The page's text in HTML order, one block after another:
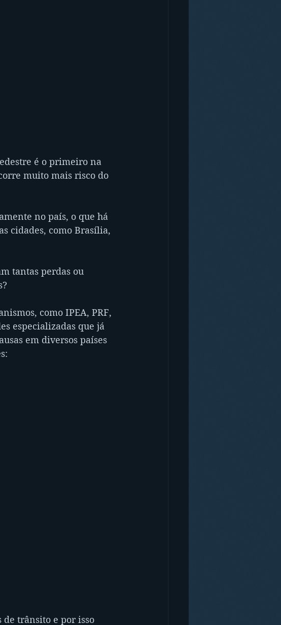
é o primeiro na
muito mais risco do
no país, o que há
cidades, como Brasília,
tantas perdas ou
como IPEA, PRF,
especializadas que já
em diversos países
de trânsito e por isso